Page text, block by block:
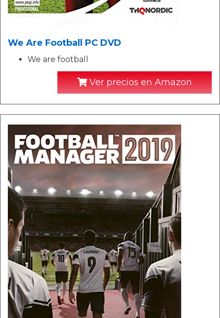
We Are Football PC DVD
We are football
Ver precios en Amazon